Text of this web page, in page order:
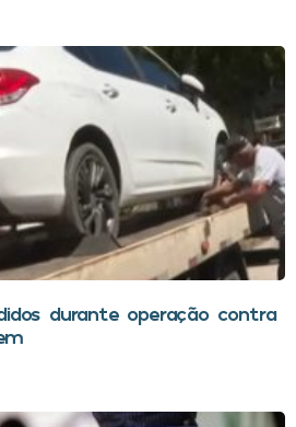
durante operação contra